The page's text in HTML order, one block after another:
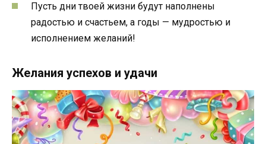
Пусть дни твоей жизни будут наполнены
радостью и счастьем, а годы — мудростью и
исполнением желаний!
Желания успехов и удачи